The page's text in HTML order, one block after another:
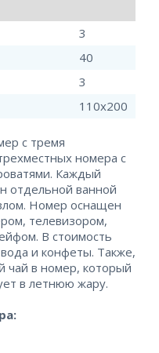
3
40
3
110x200
с тремя
номера с
Каждый
отдельной ванной
Номер оснащен
телевизором,
В стоимость
и конфеты. Также,
чай в номер, который
в летнюю жару.